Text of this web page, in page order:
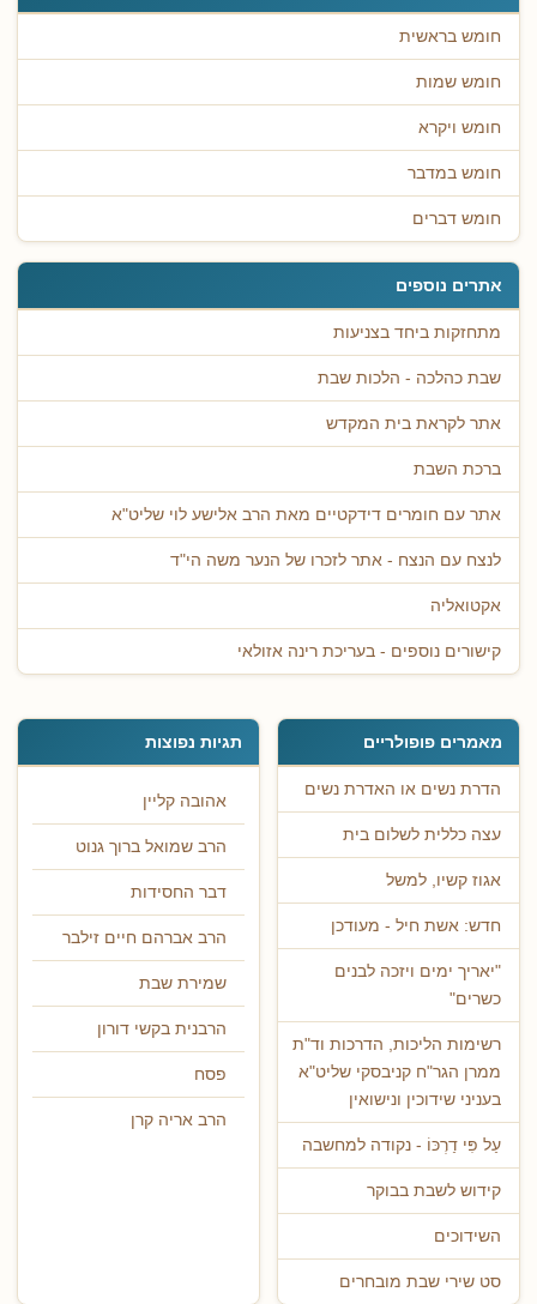
חומש בראשית
חומש שמות
חומש ויקרא
חומש במדבר
חומש דברים
אתרים נוספים
מתחזקות ביחד בצניעות
שבת כהלכה - הלכות שבת
אתר לקראת בית המקדש
ברכת השבת
אתר עם חומרים דידקטיים מאת הרב אלישע לוי שליט"א
לנצח עם הנצח - אתר לזכרו של הנער משה הי"ד
אקטואליה
קישורים נוספים - בעריכת רינה אזולאי
מאמרים פופולריים
הדרת נשים או האדרת נשים
עצה כללית לשלום בית
אגוז קשיו, למשל
חדש: אשת חיל - מעודכן
"יאריך ימים ויזכה לבנים
כשרים"
רשימות הליכות, הדרכות וד"ת
ממרן הגר"ח קניבסקי שליט"א
בעניני שידוכין ונישואין
עַל פִּי דַרְכּוֹ - נקודה למחשבה
קידוש לשבת בבוקר
השידוכים
סט שירי שבת מובחרים
תגיות נפוצות
אהובה קליין
הרב שמואל ברוך גנוט
דבר החסידות
הרב אברהם חיים זילבר
שמירת שבת
הרבנית בקשי דורון
פסח
הרב אריה קרן